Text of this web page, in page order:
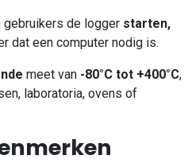
gebruikers de logger starten,
dat een computer nodig is.
meet van -80°C tot +400°C,
laboratoria, ovens of